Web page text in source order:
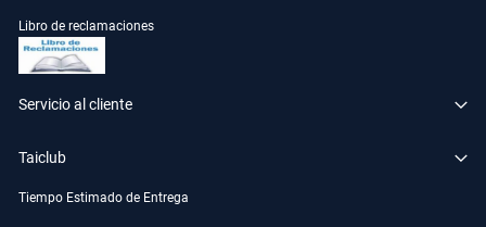
Libro de reclamaciones
Servicio al cliente
Taiclub
Tiempo Estimado de Entrega